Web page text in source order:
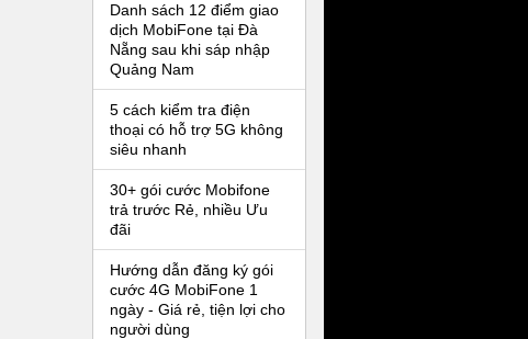
Danh sách 12 điểm giao
dịch MobiFone tại Đà
Nẵng sau khi sáp nhập
Quảng Nam
5 cách kiểm tra điện
thoại có hỗ trợ 5G không
siêu nhanh
30+ gói cước Mobifone
trả trước Rẻ, nhiều Ưu
đãi
Hướng dẫn đăng ký gói
cước 4G MobiFone 1
ngày - Giá rẻ, tiện lợi cho
người dùng